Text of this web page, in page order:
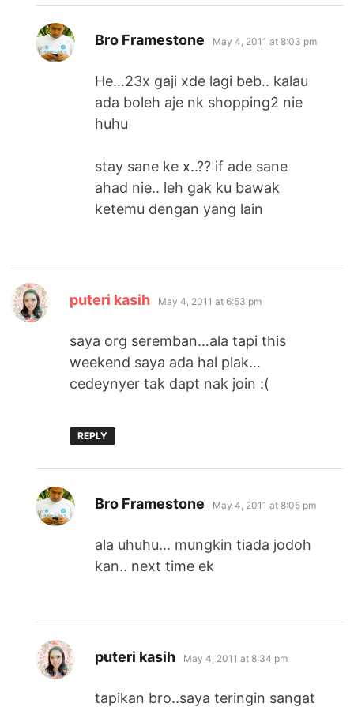
Bro Framestone says:
May 4, 2011 at 8:03 pm
He…23x gaji xde lagi beb.. kalau
ada boleh aje nk shopping2 nie
huhu
stay sane ke x..?? if ade sane
ahad nie.. leh gak ku bawak
ketemu dengan yang lain
puteri kasih says:
May 4, 2011 at 6:53 pm
saya org seremban…ala tapi this
weekend saya ada hal plak…
cedeynyer tak dapt nak join :(
REPLY
Bro Framestone says:
May 4, 2011 at 8:05 pm
ala uhuhu… mungkin tiada jodoh
kan.. next time ek
puteri kasih says:
May 4, 2011 at 8:34 pm
tapikan bro..saya teringin sangat